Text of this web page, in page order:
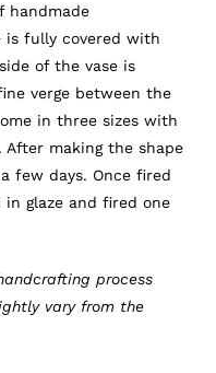
handmade
is fully covered with
of the vase is
verge between the
in three sizes with
After making the shape
few days. Once fired
glaze and fired one
process
vary from the